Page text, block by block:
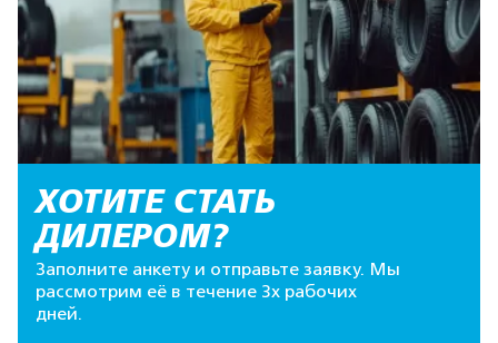
ХОТИТЕ СТАТЬ
ДИЛЕРОМ?
Заполните анкету и отправьте заявку. Мы
рассмотрим её в течение 3х рабочих
дней.